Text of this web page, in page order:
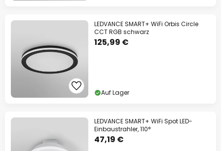
LEDVANCE SMART+ WiFi Orbis Circle
CCT RGB schwarz
125,99 €
Auf Lager
LEDVANCE SMART+ WiFi Spot LED-
Einbaustrahler, 110°
47,19 €